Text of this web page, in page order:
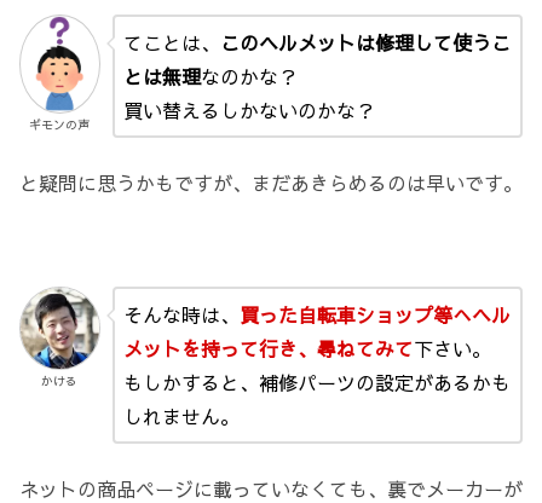
ギモンの声
てことは、 このヘルメットは修理して使うこ
とは無理なのかな？
買い替えるしかないのかな？
と疑問に思うかもですが、まだあきらめるのは早いです。
かける
そんな時は、 買った自転車ショップ等へヘル
メットを持って行き、尋ねてみて下さい。
もしかすると、補修パーツの設定があるかも
しれません。
ネットの商品ページに載っていなくても、裏でメーカーが